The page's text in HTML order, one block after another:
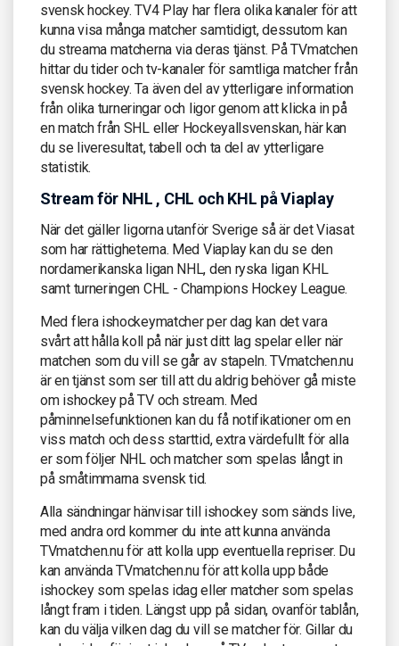
svensk hockey. TV4 Play har flera olika kanaler för att
kunna visa många matcher samtidigt, dessutom kan
du streama matcherna via deras tjänst. På TVmatchen
hittar du tider och tv-kanaler för samtliga matcher från
svensk hockey. Ta även del av ytterligare information
från olika turneringar och ligor genom att klicka in på
en match från SHL eller Hockeyallsvenskan, här kan
du se liveresultat, tabell och ta del av ytterligare
statistik.
Stream för NHL , CHL och KHL på Viaplay
När det gäller ligorna utanför Sverige så är det Viasat
som har rättigheterna. Med Viaplay kan du se den
nordamerikanska ligan NHL, den ryska ligan KHL
samt turneringen CHL - Champions Hockey League.
Med flera ishockeymatcher per dag kan det vara
svårt att hålla koll på när just ditt lag spelar eller när
matchen som du vill se går av stapeln. TVmatchen.nu
är en tjänst som ser till att du aldrig behöver gå miste
om ishockey på TV och stream. Med
påminnelsefunktionen kan du få notifikationer om en
viss match och dess starttid, extra värdefullt för alla
er som följer NHL och matcher som spelas långt in
på småtimmarna svensk tid.
Alla sändningar hänvisar till ishockey som sänds live,
med andra ord kommer du inte att kunna använda
TVmatchen.nu för att kolla upp eventuella repriser. Du
kan använda TVmatchen.nu för att kolla upp både
ishockey som spelas idag eller matcher som spelas
långt fram i tiden. Längst upp på sidan, ovanför tablån,
kan du välja vilken dag du vill se matcher för. Gillar du